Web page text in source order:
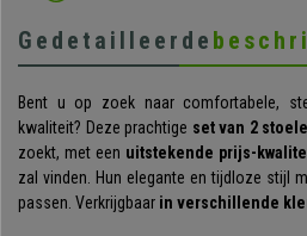
Gedetailleerde
Bent u op zoek naar comfortabele,
kwaliteit? Deze prachtige set van 2
zoekt, met een uitstekende prijs-
zal vinden. Hun elegante en tijdloze stijl
passen. Verkrijgbaar in verschillende